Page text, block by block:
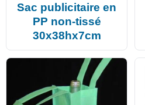
Sac publicitaire en
PP non-tissé
30x38hx7cm